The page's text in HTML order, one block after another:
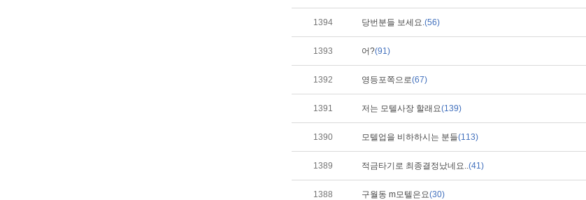
1394 당번분들 보세요.(56)
1393 어?(91)
1392 영등포쪽으로(67)
1391 저는 모텔사장 할래요(139)
1390 모텔업을 비하하시는 분들(113)
1389 적금타기로 최종결정났네요..(41)
1388 구월동 m모텔은요(30)